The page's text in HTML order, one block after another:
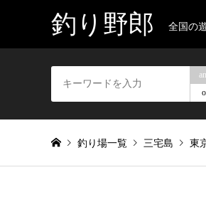
釣り野郎 全国の
釣り場一覧 三宅島 東